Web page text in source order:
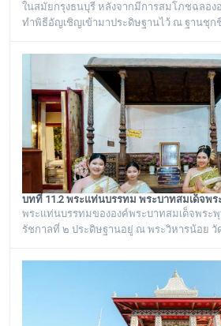
ในสมัยกรุงธนบุรี หลังจากมีการสมโภชฉลอง
ทำพิธีอัญเชิญเข้ามาประดิษฐานไว้ ณ ฐานชุ
บ้านได้เรียกเพี้ยนกันไปว่า “วิหารพระเขี้ยวแ
เป็นสิ่งศักดิ์สิทธิ์ของวัดอรุณราชวราราม ที่ชา
เคารพศรัทธาตั้งแต่ครั้งอดีตกาลจวบจนมาถึง
พระแท่นบรรทมขององค์พระบาทสมเด็จพระ
รัชกาลที่ ๒ ประดิษฐานอยู่ ณ พระวิหารน้อย วั
ดั้งเดิมที่มีอยู่คู่กับวัดอรุณราชวรารามมาช้าน
สมเด็จพระพุทธเลิศหล้านภาลัย รัชกาลที่ ๒ พ
ที่ สมเด็จพระเจ้าลูกยาเธอ ได้เสด็จมาประทับ